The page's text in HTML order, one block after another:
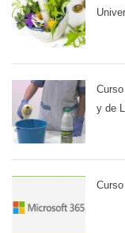
y de